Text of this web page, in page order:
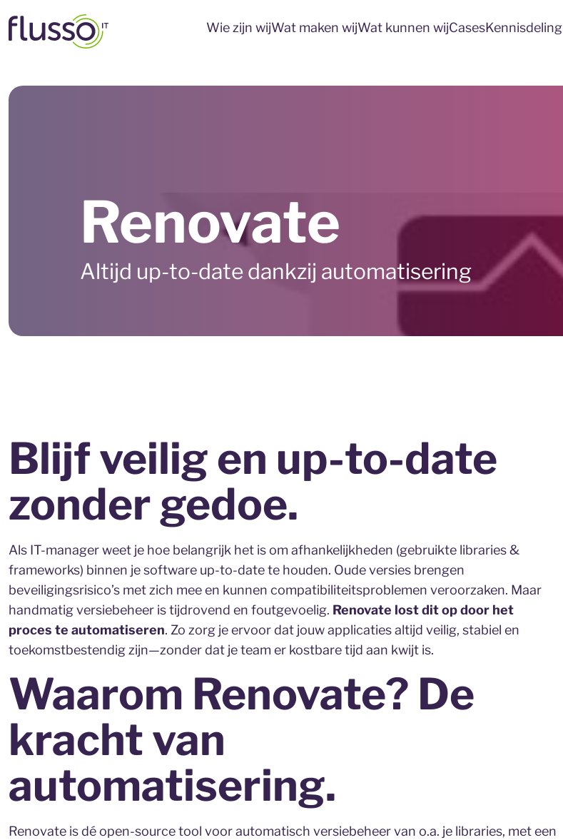
Wie zijn wijWat maken wijWat kunnen wijCasesKennisdeling
Renovate
Altijd up-to-date dankzij automatisering
Blijf veilig en up-to-date
zonder gedoe.
Als IT-manager weet je hoe belangrijk het is om afhankelijkheden (gebruikte libraries &
frameworks) binnen je software up-to-date te houden. Oude versies brengen
beveiligingsrisico’s met zich mee en kunnen compatibiliteitsproblemen veroorzaken. Maar
handmatig versiebeheer is tijdrovend en foutgevoelig. Renovate lost dit op door het
proces te automatiseren. Zo zorg je ervoor dat jouw applicaties altijd veilig, stabiel en
toekomstbestendig zijn—zonder dat je team er kostbare tijd aan kwijt is.
Waarom Renovate? De
kracht van
automatisering.
Renovate is dé open-source tool voor automatisch versiebeheer van o.a. je libraries, met een